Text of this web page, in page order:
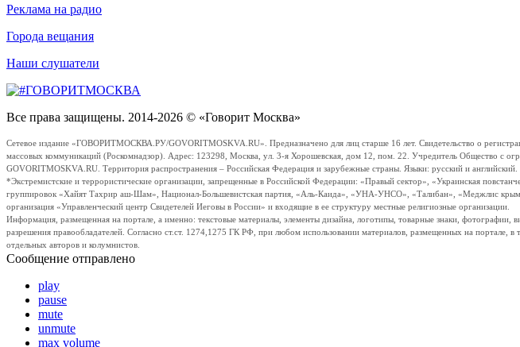
Реклама на радио
Города вещания
Наши слушатели
Все права защищены. 2014-2026 © «Говорит Москва»
Сетевое издание «ГОВОРИТМОСКВА.РУ/GOVORITMOSKVA.RU». Предназначено для лиц старше 16 лет. Свидетельство о
массовых коммуникаций (Роскомнадзор). Адрес: 123298, Москва, ул. 3-я Хорошевская, дом 12, пом. 22. Учредитель Общество с
GOVORITMOSKVA.RU. Территория распространения – Российская Федерация и зарубежные страны. Языки: русский и
*Экстремистские и террористические организации, запрещенные в Российской Федерации: «Правый сектор», «Украинская
группировок «Хайят Тахрир аш-Шам», Национал-Большевистская партия, «Аль-Каида», «УНА-УНСО», «Талибан», «Меджлис
организация «Управленческий центр Свидетелей Иеговы в России» и входящие в ее структуру местные религиозные организации.
Информация, размещенная на портале, а именно: текстовые материалы, элементы дизайна, логотипы, товарные знаки,
разрешения правообладателей. Согласно ст.ст. 1274,1275 ГК РФ, при любом использовании материалов, размещенных на портале,
отдельных авторов и колумнистов.
Сообщение отправлено
play
pause
mute
unmute
max volume